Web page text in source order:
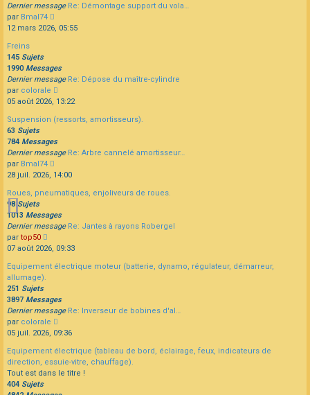
Dernier message Re: Démontage support du vola…
par Bmal74
le
12 mars 2026, 05:55
Freins
145 Sujets
1990Messages
Dernier message Re: Dépose du maître-cylindre
par colorale
le
message
05 août 2026, 13:22
Suspension (ressorts, amortisseurs).
63 Sujets
784 Messages
Dernier message Re: Arbre cannelé amortisseur…
par Bmal74
le
message
28 juil. 2026, 14:00
Roues, pneumatiques, enjoliveurs de roues.
98 Sujets
1013 Messages
Dernier message Re: Jantes à rayons Robergel
par top50
le
message
07 août 2026, 09:33
Equipement électrique moteur (batterie, dynamo, régulateur, démarreur,
allumage).
251 Sujets
3897 Messages
Dernier message Re: Inverseur de bobines d'al…
par colorale
le
message
05 juil. 2026, 09:36
Equipement électrique (tableau de bord, éclairage, feux, indicateurs de
direction, essuie-vitre, chauffage).
Tout est dans le titre !
404 Sujets